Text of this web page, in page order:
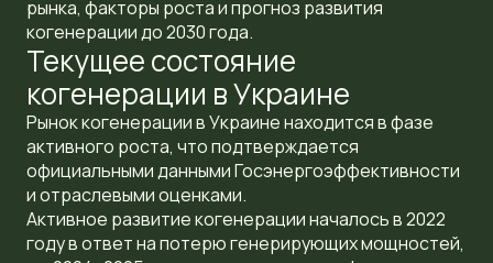
рынка, факторы роста и прогноз развития
когенерации до 2030 года.
Текущее состояние
когенерации в Украине
Рынок когенерации в Украине находится в фазе
активного роста, что подтверждается
официальными данными Госэнергоэффективности
и отраслевыми оценками.
Активное развитие когенерации началось в 2022
году в ответ на потерю генерирующих мощностей,